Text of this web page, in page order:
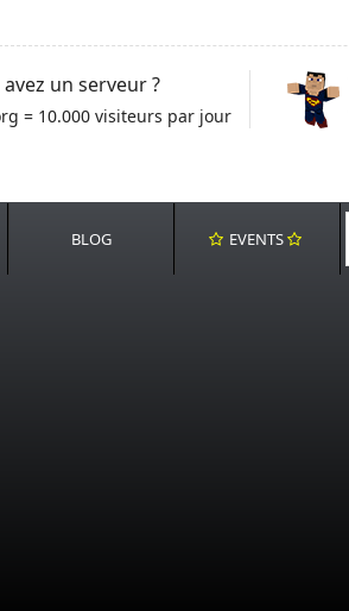
un serveur ?
= 10.000 visiteurs par jour
BLOG EVENTS